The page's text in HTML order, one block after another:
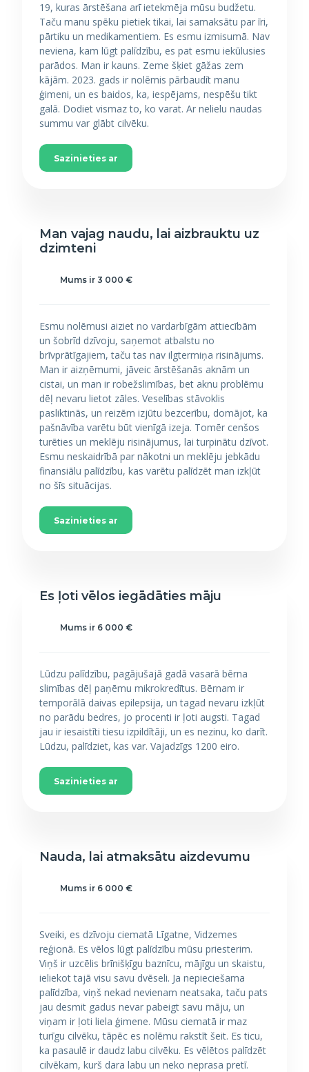
19, kuras ārstēšana arī ietekmēja mūsu budžetu.
Taču manu spēku pietiek tikai, lai samaksātu par īri,
pārtiku un medikamentiem. Es esmu izmisumā. Nav
neviena, kam lūgt palīdzību, es pat esmu iekūlusies
parādos. Man ir kauns. Zeme šķiet gāžas zem
kājām. 2023. gads ir nolēmis pārbaudīt manu
ģimeni, un es baidos, ka, iespējams, nespēšu tikt
galā. Dodiet vismaz to, ko varat. Ar nelielu naudas
summu var glābt cilvēku.
Sazinieties ar
Man vajag naudu, lai aizbrauktu uz
dzimteni
Mums ir 3 000 €
Esmu nolēmusi aiziet no vardarbīgām attiecībām
un šobrīd dzīvoju, saņemot atbalstu no
brīvprātīgajiem, taču tas nav ilgtermiņa risinājums.
Man ir aizņēmumi, jāveic ārstēšanās aknām un
cistai, un man ir robežslimības, bet aknu problēmu
dēļ nevaru lietot zāles. Veselības stāvoklis
pasliktinās, un reizēm izjūtu bezcerību, domājot, ka
pašnāvība varētu būt vienīgā izeja. Tomēr cenšos
turēties un meklēju risinājumus, lai turpinātu dzīvot.
Esmu neskaidrībā par nākotni un meklēju jebkādu
finansiālu palīdzību, kas varētu palīdzēt man izkļūt
no šīs situācijas.
Sazinieties ar
Es ļoti vēlos iegādāties māju
Mums ir 6 000 €
Lūdzu palīdzību, pagājušajā gadā vasarā bērna
slimības dēļ paņēmu mikrokredītus. Bērnam ir
temporālā daivas epilepsija, un tagad nevaru izkļūt
no parādu bedres, jo procenti ir ļoti augsti. Tagad
jau ir iesaistīti tiesu izpildītāji, un es nezinu, ko darīt.
Lūdzu, palīdziet, kas var. Vajadzīgs 1200 eiro.
Sazinieties ar
Nauda, lai atmaksātu aizdevumu
Mums ir 6 000 €
Sveiki, es dzīvoju ciematā Līgatne, Vidzemes
reģionā. Es vēlos lūgt palīdzību mūsu priesterim.
Viņš ir uzcēlis brīnišķīgu baznīcu, mājīgu un skaistu,
ieliekot tajā visu savu dvēseli. Ja nepieciešama
palīdzība, viņš nekad nevienam neatsaka, taču pats
jau desmit gadus nevar pabeigt savu māju, un
viņam ir ļoti liela ģimene. Mūsu ciematā ir maz
turīgu cilvēku, tāpēc es nolēmu rakstīt šeit. Es ticu,
ka pasaulē ir daudz labu cilvēku. Es vēlētos palīdzēt
cilvēkam, kurš dara labu un neko neprasa pretī.